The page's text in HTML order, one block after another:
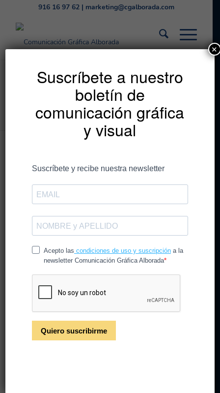
916 16 97 62| marketing@cgalborada.com
Tipos de sobres,
medidas y usos
Estás en: Inicio / CG Alborada / Tipos de sobres, medidas y usos
/ relacionado con blog alborada,marca,medidas
sobres,papelería, tipos de sobres,usos de sobres
realidad debes conocer los distintostipos de sobresque
existen para saber elegir el más adecuado en cada ocasión.
de unas medidas u otras, etc. Hoy te resumimos los más
utilizados.
El correo postal sigue siendo
importante
, y cada una de ellas tiene una utilidad concreta. En
Suscríbete a nuestro
boletín de
comunicación gráfica
y visual
✕